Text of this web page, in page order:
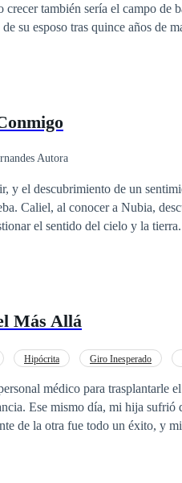
también sería el campo de batalla de sus
su esposo tras quince años de
campo con la esperanza de empezar de
una chispa que ni el tiempo ni
Autora
y el descubrimiento de un
Caliel, al conocer a Nubia,
el sentido del cielo y la
Más Allá
Hipócrita Giro Inesperado
médico para trasplantarle
Mientras tanto,
de la otra fue todo un éxito, y
de leucemia. No me quedaba mucho